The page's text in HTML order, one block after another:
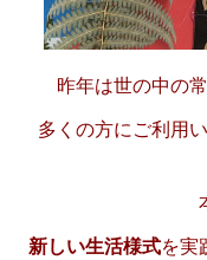
昨年は世の中の
多くの方にご利用
新しい生活様式を実